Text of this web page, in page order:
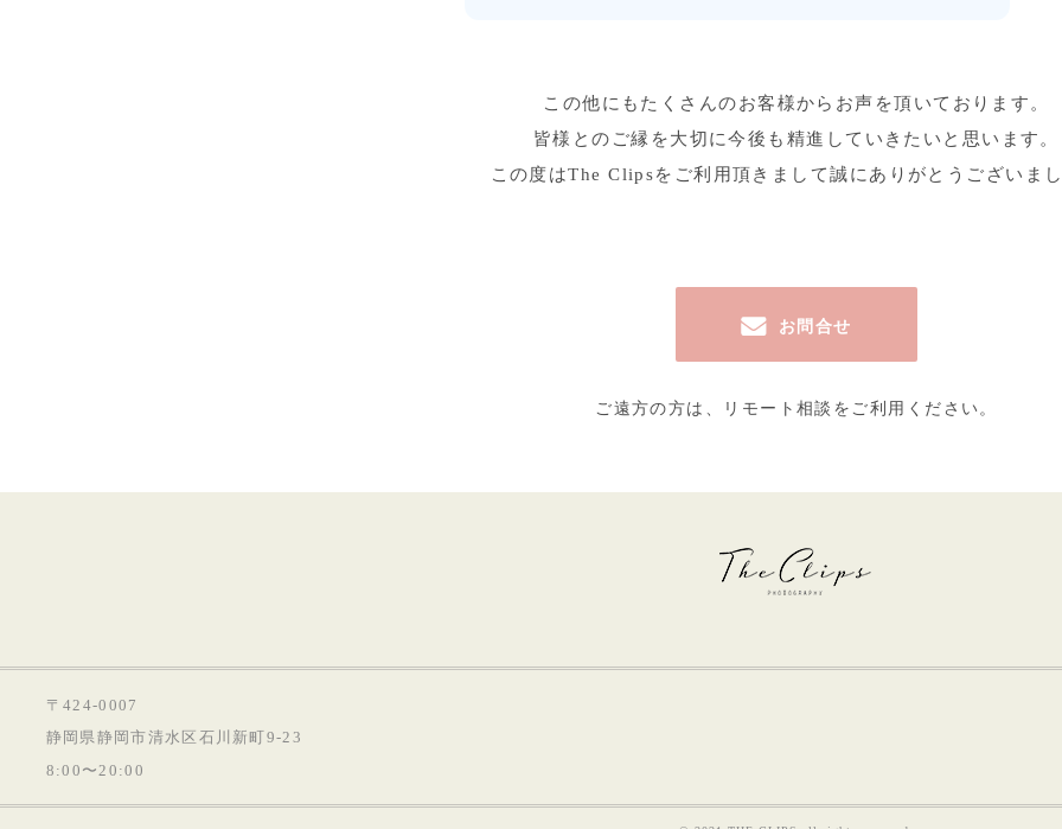
この他にもたくさんのお客様からお声を頂いております。
皆様とのご縁を大切に今後も精進していきたいと思います。
この度はThe Clipsをご利用頂きまして誠にありがとうございま
お問合せ
ご遠方の方は、 リモート相談をご利用ください。
〒424-0007
静岡県静岡市清水区石川新町9-23
8:00〜20:00